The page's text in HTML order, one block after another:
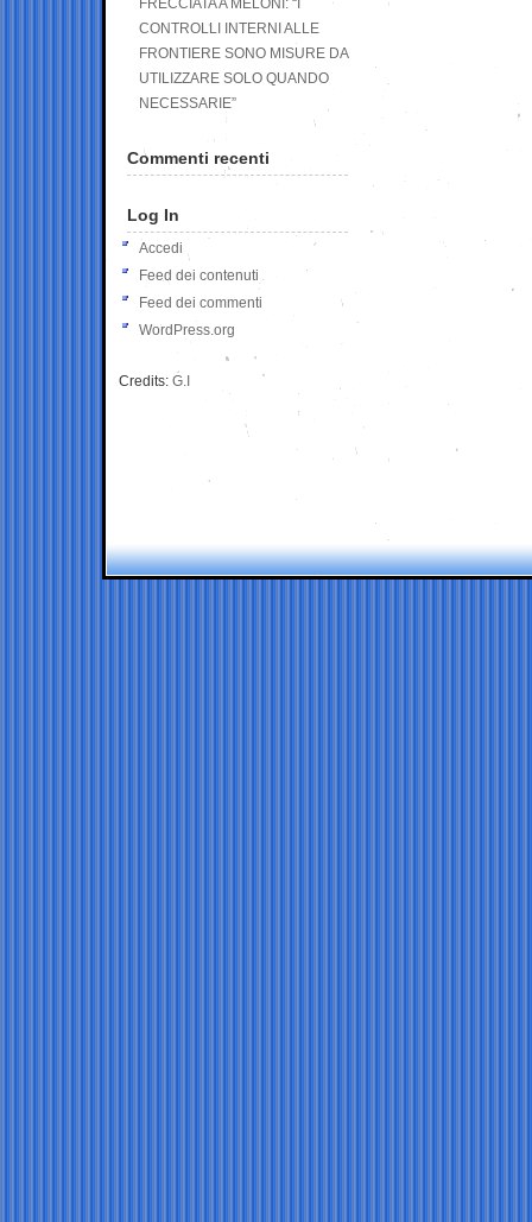
FRECCIATA A MELONI: “I
CONTROLLI INTERNI ALLE
FRONTIERE SONO MISURE DA
UTILIZZARE SOLO QUANDO
NECESSARIE”
Commenti recenti
Log In
Accedi
Feed dei contenuti
Feed dei commenti
WordPress.org
Credits: G.I